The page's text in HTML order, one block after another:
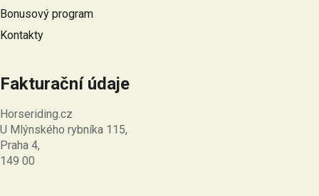
Bonusový program
Kontakty
Fakturační údaje
Horseriding.cz
U Mlýnského rybníka 115,
Praha 4,
149 00